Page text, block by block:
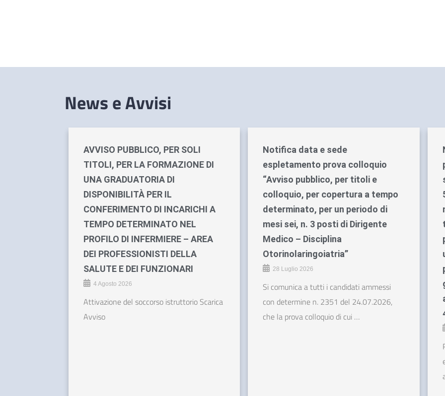
News e Avvisi
AVVISO PUBBLICO, PER SOLI
TITOLI, PER LA FORMAZIONE DI
UNA GRADUATORIA DI
DISPONIBILITÀ PER IL
CONFERIMENTO DI INCARICHI A
TEMPO DETERMINATO NEL
PROFILO DI INFERMIERE – AREA
DEI PROFESSIONISTI DELLA
SALUTE E DEI FUNZIONARI
4 Agosto 2026
Attivazione del soccorso istruttorio Scarica
Avviso
Notifica data e sede
espletamento prova colloquio
“Avviso pubblico, per titoli e
colloquio, per copertura a tempo
determinato, per un periodo di
mesi sei, n. 3 posti di Dirigente
Medico – Disciplina
Otorinolaringoiatria”
28 Luglio 2026
Si comunica a tutti i candidati ammessi
con determine n. 2351 del 24.07.2026,
che la prova colloquio di cui …